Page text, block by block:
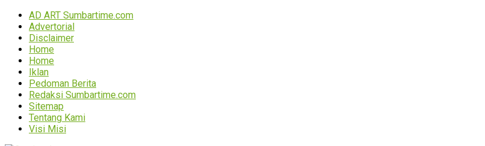
AD ART Sumbartime.com
Advertorial
Disclaimer
Home
Home
Iklan
Pedoman Berita
Redaksi Sumbartime.com
Sitemap
Tentang Kami
Visi Misi